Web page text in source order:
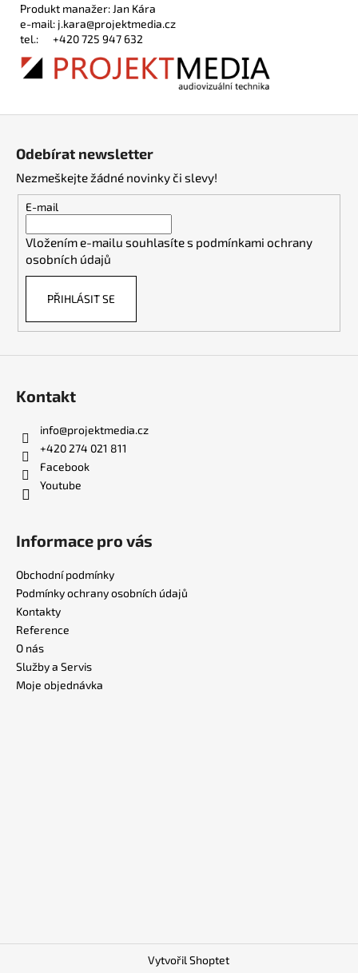
Produkt manažer: Jan Kára
e-mail: j.kara@projektmedia.cz
tel.: +420 725 947 632
Odebírat newsletter
Nezmeškejte žádné novinky či slevy!
E-mail
Vložením e-mailu souhlasíte s podmínkami ochrany
osobních údajů
PŘIHLÁSIT SE
Kontakt
info@projektmedia.cz
+420 274 021 811
Facebook
Youtube
Informace pro vás
Obchodní podmínky
Podmínky ochrany osobních údajů
Kontakty
Reference
O nás
Služby a Servis
Moje objednávka
Vytvořil Shoptet